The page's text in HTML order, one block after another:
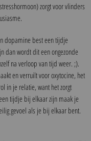
zorgt voor vlinders
dopamine best een tijdje
dan wordt dit een ongezonde
na verloop van tijd weer. ;).
en verruilt voor oxytocine, het
in je relatie, want het zorgt
tijdje bij elkaar zijn maak je
gevoel als je bij elkaar bent.